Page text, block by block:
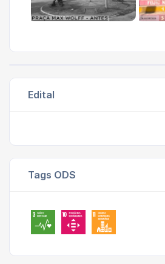
Edital
Tags ODS